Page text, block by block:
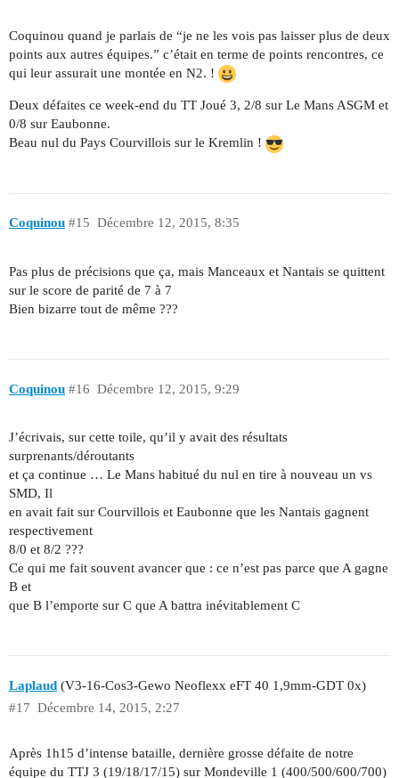
Coquinou quand je parlais de “je ne les vois pas laisser plus de deux
points aux autres équipes.” c’était en terme de points rencontres, ce
qui leur assurait une montée en N2. !
Deux défaites ce week-end du TT Joué 3, 2/8 sur Le Mans ASGM et
0/8 sur Eaubonne.
Beau nul du Pays Courvillois sur le Kremlin !
Coquinou Décembre 12, 2015, 8:35
#15
Pas plus de précisions que ça, mais Manceaux et Nantais se quittent
sur le score de parité de 7 à 7
Bien bizarre tout de même ???
Coquinou Décembre 12, 2015, 9:29
#16
J’écrivais, sur cette toile, qu’il y avait des résultats
surprenants/déroutants
et ça continue … Le Mans habitué du nul en tire à nouveau un vs
SMD, Il
en avait fait sur Courvillois et Eaubonne que les Nantais gagnent
respectivement
8/0 et 8/2 ???
Ce qui me fait souvent avancer que : ce n’est pas parce que A gagne
B et
que B l’emporte sur C que A battra inévitablement C
Laplaud (V3-16-Cos3-Gewo Neoflexx eFT 40 1,9mm-GDT 0x)
Décembre 14, 2015, 2:27
#17
Après 1h15 d’intense bataille, dernière grosse défaite de notre
équipe du TTJ 3 (19/18/17/15) sur Mondeville 1 (400/500/600/700)